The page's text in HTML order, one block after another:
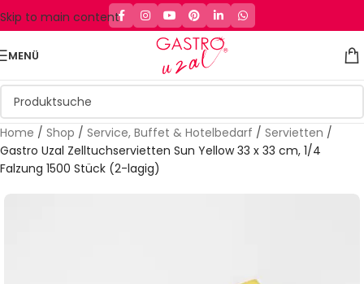
Skip to main content
MENÜ
Home / Shop / Service, Buffet & Hotelbedarf / Servietten /
Gastro Uzal Zelltuchservietten Sun Yellow 33 x 33 cm, 1/4
Falzung 1500 Stück (2-lagig)